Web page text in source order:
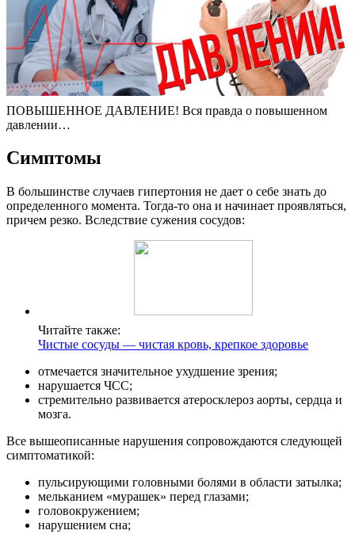
ПОВЫШЕННОЕ ДАВЛЕНИЕ! Вся правда о повышенном
давлении…
Симптомы
В большинстве случаев гипертония не дает о себе знать до
определенного момента. Тогда-то она и начинает проявляться,
причем резко. Вследствие сужения сосудов:
Читайте также:
Чистые сосуды — чистая кровь, крепкое здоровье
отмечается значительное ухудшение зрения;
нарушается ЧСС;
стремительно развивается атеросклероз аорты, сердца и
мозга.
Все вышеописанные нарушения сопровождаются следующей
симптоматикой:
пульсирующими головными болями в области затылка;
мельканием «мурашек» перед глазами;
головокружением;
нарушением сна;